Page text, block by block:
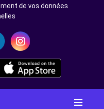
de vos données